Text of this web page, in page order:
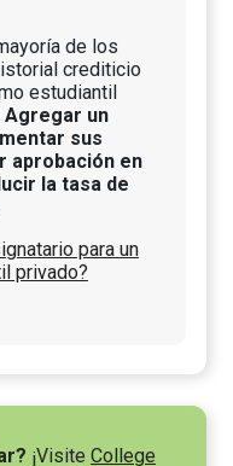
de los
crediticio
estudiantil
Agregar un
sus
aprobación en
la tasa de
para un
privado?
¡Visite College